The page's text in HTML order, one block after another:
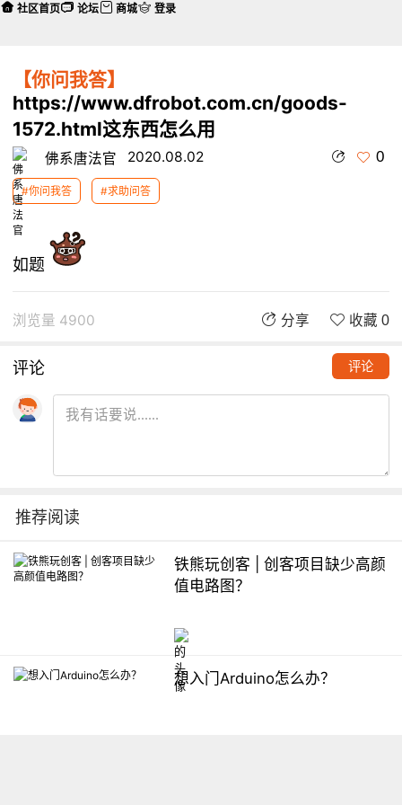
【你问我答】
https://www.dfrobot.com.cn/goods-
1572.html这东西怎么用
佛系唐法官 2020.08.02 0
#你问我答 #求助问答
如题
浏览量 4900 分享 收藏 0
评论 评论
推荐阅读
铁熊玩创客 | 创客项目缺少高颜
值电路图？
想入门Arduino怎么办？
社区首页 论坛 商城 登录